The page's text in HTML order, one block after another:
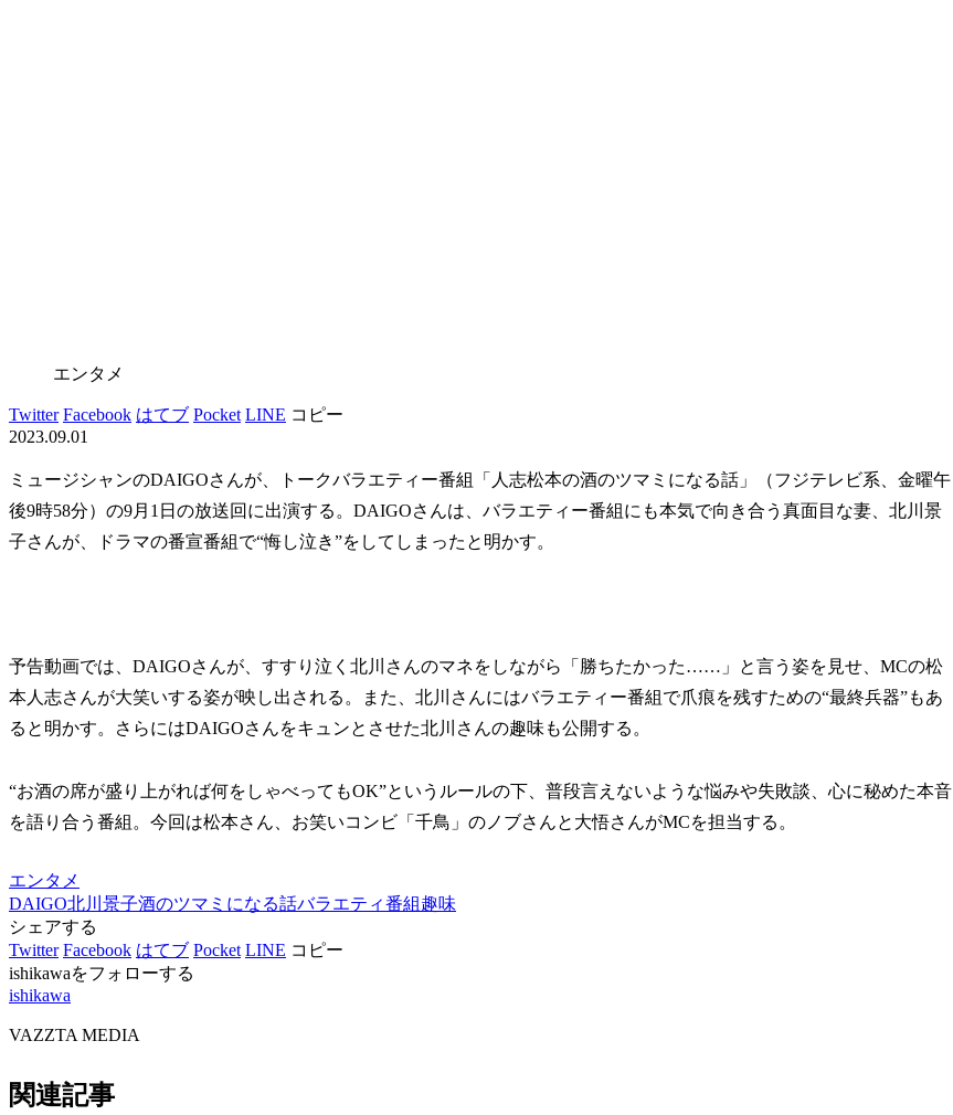
エンタメ
Twitter Facebook はてブ Pocket LINE コピー
2023.09.01
ミュージシャンのDAIGOさんが、トークバラエティー番組「人志松本の酒のツマミになる話」（フジテレビ系、金曜午
後9時58分）の9月1日の放送回に出演する。DAIGOさんは、バラエティー番組にも本気で向き合う真面目な妻、北川景
子さんが、ドラマの番宣番組で“悔し泣き”をしてしまったと明かす。
予告動画では、DAIGOさんが、すすり泣く北川さんのマネをしながら「勝ちたかった……」と言う姿を見せ、MCの松
本人志さんが大笑いする姿が映し出される。また、北川さんにはバラエティー番組で爪痕を残すための“最終兵器”もあ
ると明かす。さらにはDAIGOさんをキュンとさせた北川さんの趣味も公開する。
“お酒の席が盛り上がれば何をしゃべってもOK”というルールの下、普段言えないような悩みや失敗談、心に秘めた本音
を語り合う番組。今回は松本さん、お笑いコンビ「千鳥」のノブさんと大悟さんがMCを担当する。
エンタメ
DAIGO北川景子酒のツマミになる話バラエティ番組趣味
シェアする
Twitter Facebook はてブ Pocket LINE コピー
ishikawaをフォローする
ishikawa
VAZZTA MEDIA
関連記事